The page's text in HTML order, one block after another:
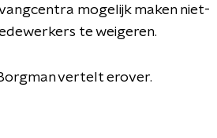
mogelijk maken niet-
te weigeren.
vertelt erover.